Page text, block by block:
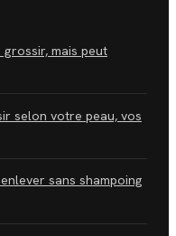
mais peut
selon votre peau, vos
sans shampoing